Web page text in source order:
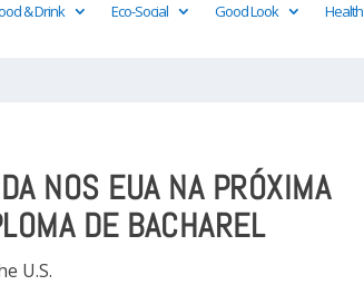
& Drink Eco-Social Good Look Health
NOS EUA NA PRÓXIMA
DE BACHAREL
U.S.